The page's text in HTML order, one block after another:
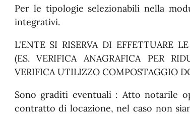
Per le tipologie selezionabili nella
integrativi.
L'ENTE SI RISERVA DI EFFETTUARE
(ES. VERIFICA ANAGRAFICA PER
VERIFICA UTILIZZO COMPOSTAGGIO
Sono graditi eventuali : Atto notarile
contratto di locazione, nel caso non